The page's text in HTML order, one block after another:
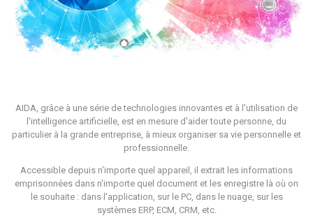
AIDA, grâce à une série de technologies innovantes et à l'utilisation de
l'intelligence artificielle, est en mesure d'aider toute personne, du
particulier à la grande entreprise, à mieux organiser sa vie personnelle et
professionnelle.
Accessible depuis n'importe quel appareil, il extrait les informations
emprisonnées dans n'importe quel document et les enregistre là où on
le souhaite : dans l'application, sur le PC, dans le nuage, sur les
systèmes ERP, ECM, CRM, etc.